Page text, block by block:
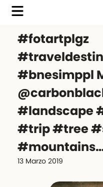
#fotartplgz
#bnesimppl
#landscape
#trip #tree
13 Marzo 2019